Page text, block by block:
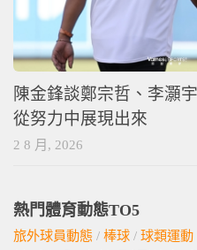
陳金鋒談鄭宗哲、李灝
從努力中展現出來
2 8 月, 2026
熱門體育動態TO5
旅外球員動態 / 棒球 / 球類運動